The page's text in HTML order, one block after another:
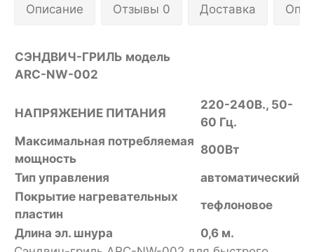
Описание Отзывы 0 Доставка
СЭНДВИЧ-ГРИЛЬ модель
ARC-NW-002
НАПРЯЖЕНИЕ ПИТАНИЯ
220-240В., 50-
60 Гц.
Максимальная потребляемая
мощность
800Вт
Тип управления
автоматический
Покрытие нагревательных
пластин
тефлоновое
Длина эл. шнура
0,6 м.